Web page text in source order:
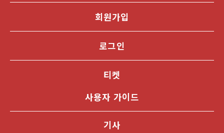
회원가입
로그인
티켓
사용자 가이드
기사